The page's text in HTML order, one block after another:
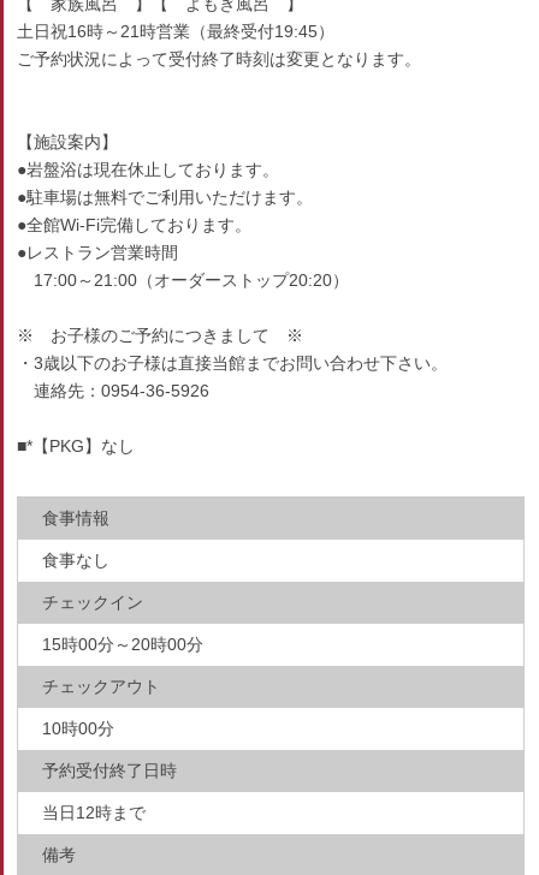
土日祝16時～21時営業（最終受付19:45）
ご予約状況によって受付終了時刻は変更となります。
【施設案内】
●岩盤浴は現在休止しております。
●駐車場は無料でご利用いただけます。
●全館Wi-Fi完備しております。
●レストラン営業時間
17:00～21:00（オーダーストップ20:20）
※ お子様のご予約につきまして ※
・3歳以下のお子様は直接当館までお問い合わせ下さい。
連絡先：0954-36-5926
■*【PKG】なし
食事情報
食事なし
チェックイン
15時00分～20時00分
チェックアウト
10時00分
予約受付終了日時
当日12時まで
備考